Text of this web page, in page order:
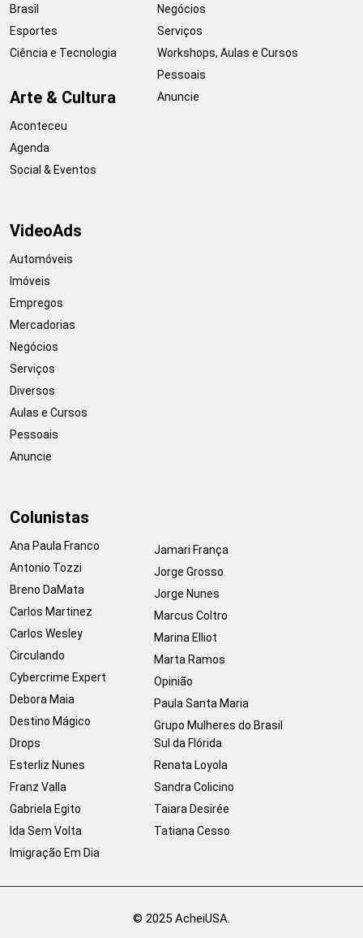
Brasil
Esportes
Ciência e Tecnologia
Arte & Cultura
Aconteceu
Agenda
Social & Eventos
Negócios
Serviços
Workshops, Aulas e Cursos
Pessoais
Anuncie
VideoAds
Automóveis
Imóveis
Empregos
Mercadorias
Negócios
Serviços
Diversos
Aulas e Cursos
Pessoais
Anuncie
Colunistas
Ana Paula Franco
Antonio Tozzi
Breno DaMata
Carlos Martinez
Carlos Wesley
Circulando
Cybercrime Expert
Debora Maia
Destino Mágico
Drops
Esterliz Nunes
Franz Valla
Gabriela Egito
Ida Sem Volta
Imigração Em Dia
Jamari França
Jorge Grosso
Jorge Nunes
Marcus Coltro
Marina Elliot
Marta Ramos
Opinião
Paula Santa Maria
Grupo Mulheres do Brasil
Sul da Flórida
Renata Loyola
Sandra Colicino
Taiara Desirée
Tatiana Cesso
© 2025 AcheiUSA.